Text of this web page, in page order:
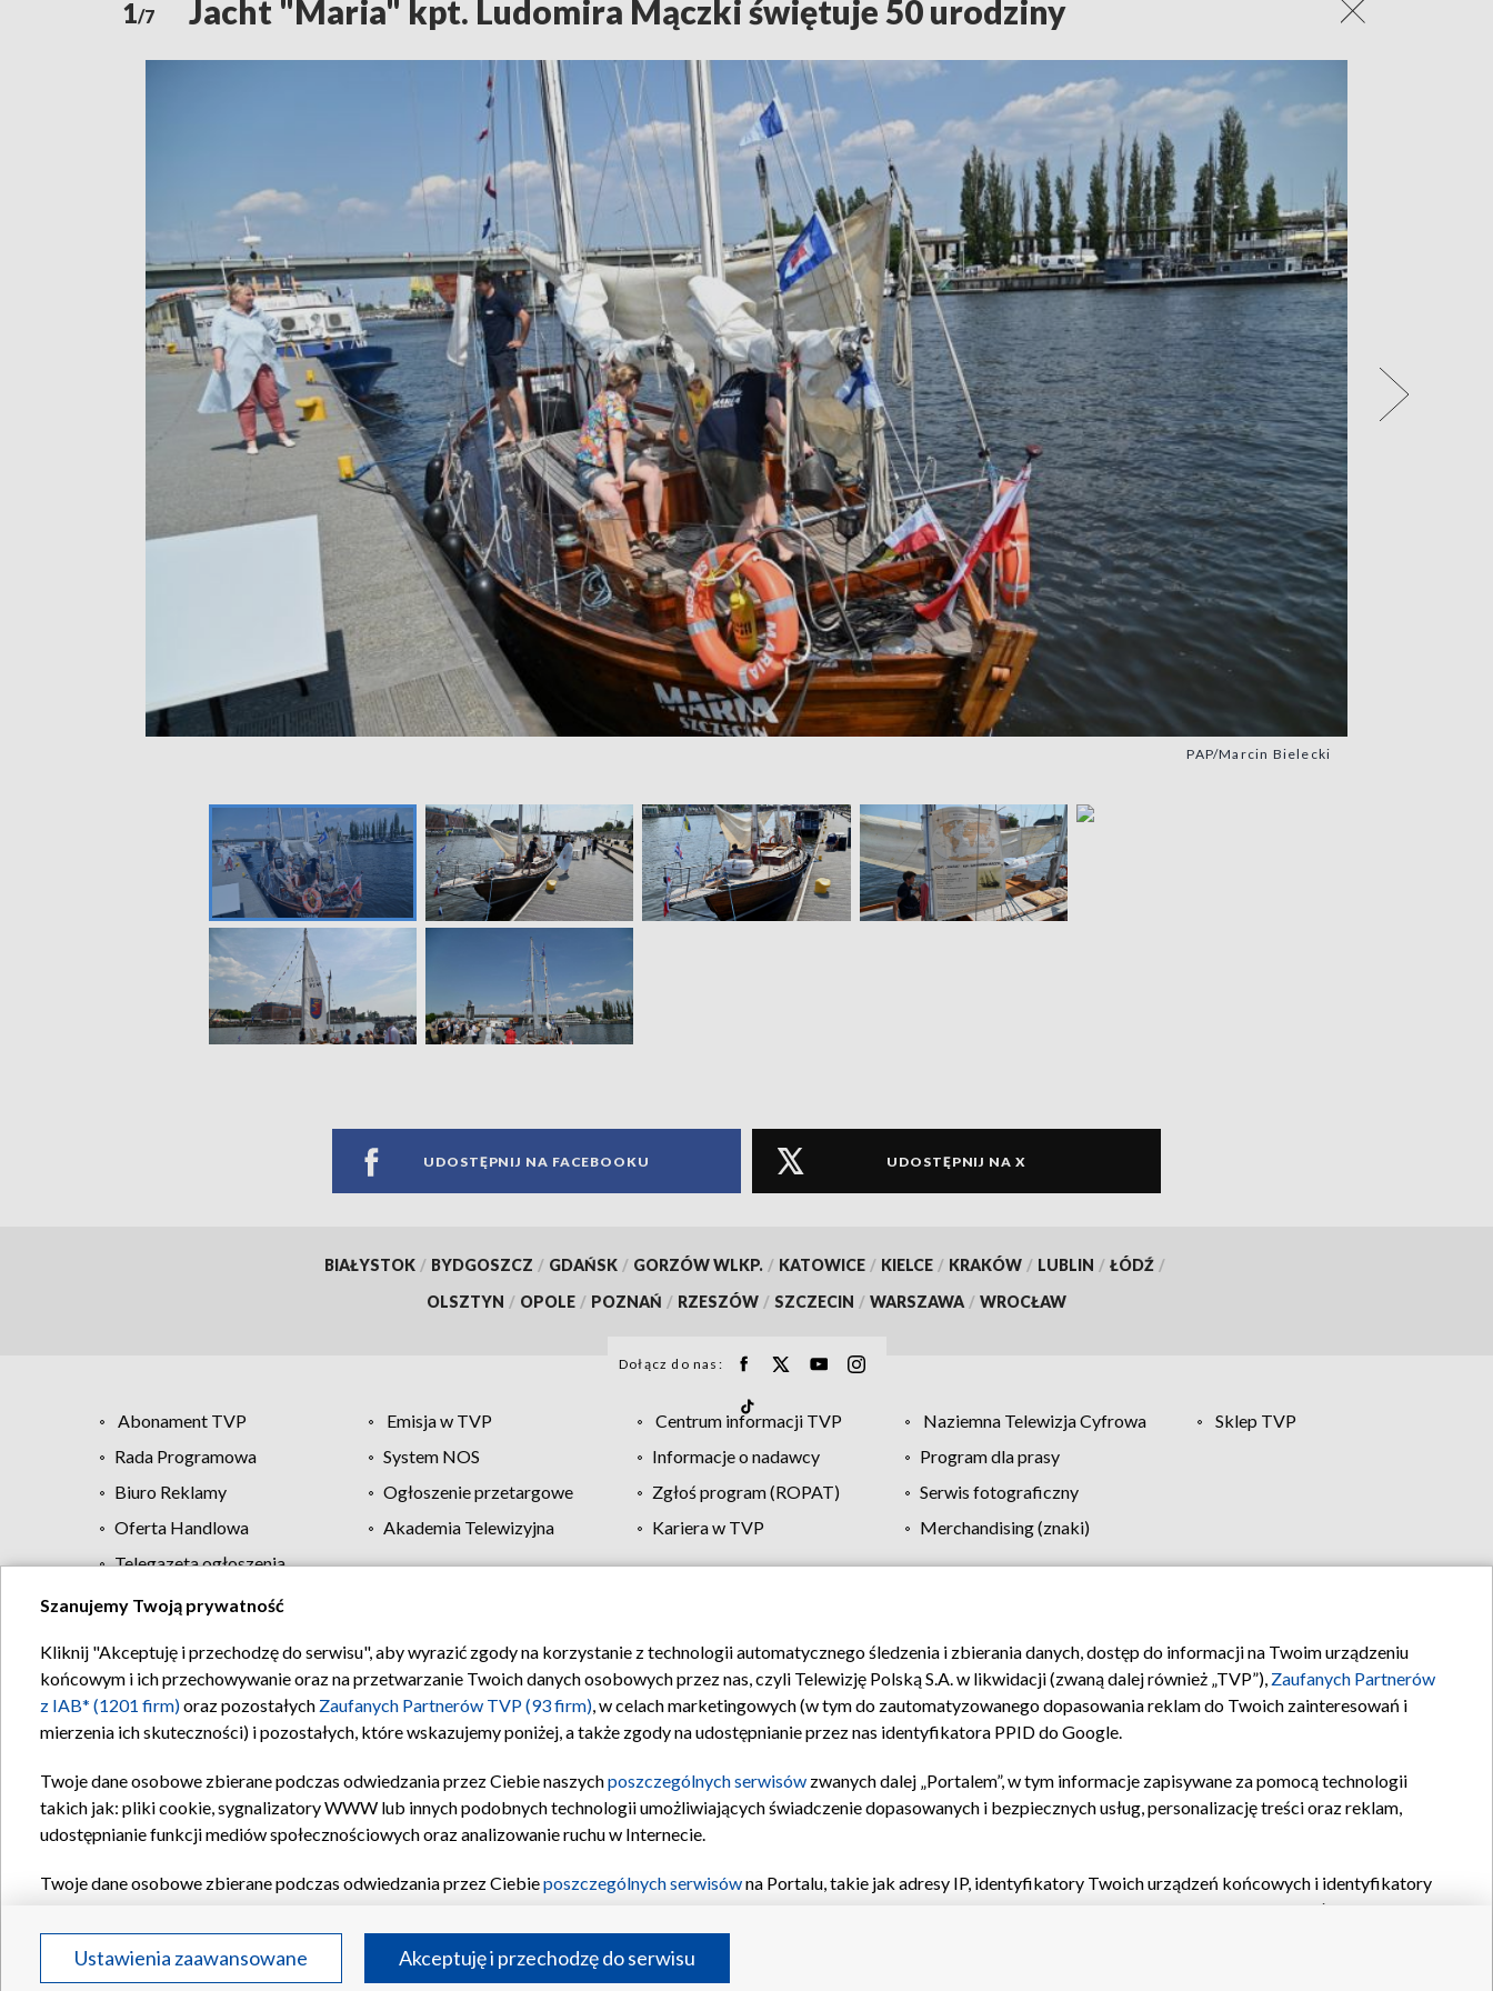
1/7 Jacht "Maria" kpt. Ludomira Mączki świętuje 50 urodziny
PAP/Marcin Bielecki
UDOSTĘPNIJ NA FACEBOOKU UDOSTĘPNIJ NA X
BIAŁYSTOK / BYDGOSZCZ / GDAŃSK / GORZÓW WLKP. / KATOWICE / KIELCE / KRAKÓW / LUBLIN / ŁÓDŹ /
OLSZTYN / OPOLE / POZNAŃ / RZESZÓW / SZCZECIN / WARSZAWA / WROCŁAW
Dołącz do nas:
Abonament TVP Emisja w TVP Centrum informacji TVP Naziemna Telewizja Cyfrowa
Sklep TVP
Rada Programowa
System NOS Informacje o nadawcy
Program dla prasy
Biuro Reklamy
Ogłoszenie przetargowe Zgłoś program (ROPAT)
Serwis fotograficzny
Oferta Handlowa
Akademia Telewizyjna Kariera w TVP
Merchandising (znaki)
Telegazeta ogłoszenia
Regulamin TVP Polityka prywatności Moje zgody Pomoc Biuro reklamy Kontakt
Szanujemy Twoją prywatność
Kliknij "Akceptuję i przechodzę do serwisu", aby wyrazić zgody na korzystanie z technologii automatycznego śledzenia i zbierania danych, dostęp do informacji na Twoim urządzeniu
końcowym i ich przechowywanie oraz na przetwarzanie Twoich danych osobowych przez nas, czyli Telewizję Polską S.A. w likwidacji (zwaną dalej również „TVP”), Zaufanych Partnerów
z IAB* (1201 firm)oraz pozostałych Zaufanych Partnerów TVP (93 firm), w celach marketingowych (w tym do zautomatyzowanego dopasowania reklam do Twoich zainteresowań i
mierzenia ich skuteczności) i pozostałych, które wskazujemy poniżej, a także zgody na udostępnianie przez nas identyfikatora PPID do Google.
Twoje dane osobowe zbierane podczas odwiedzania przez Ciebie naszychposzczególnych serwisów zwanych dalej „Portalem”, w tym informacje zapisywane za pomocą technologii
takich jak: pliki cookie, sygnalizatory WWW lub innych podobnych technologii umożliwiających świadczenie dopasowanych i bezpiecznych usług, personalizację treści oraz reklam,
udostępnianie funkcji mediów społecznościowych oraz analizowanie ruchu w Internecie.
Twoje dane osobowe zbierane podczas odwiedzania przez Ciebieposzczególnych serwisówna Portalu, takie jak adresy IP, identyfikatory Twoich urządzeń końcowych i identyfikatory
oraz pozostałych
Partnerów TVPdla realizacji następujących celów i funkcji: przechowywania informacji na urządzeniu lub dostęp do nich, wyboru podstawowych reklam, wyboru spersonalizowanych
reklam, tworzenia profilu spersonalizowanych reklam, tworzenia profilu spersonalizowanych treści, wyboru spersonalizowanych treści, pomiaru wydajności reklam, pomiaru wydajności
Ustawienia zaawansowane Akceptuję i przechodzę do serwisu